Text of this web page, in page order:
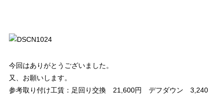
今回はありがとうございました。
又、お願いします。
参考取り付け工賃：足回り交換 21,600円 デフダウン 3,240